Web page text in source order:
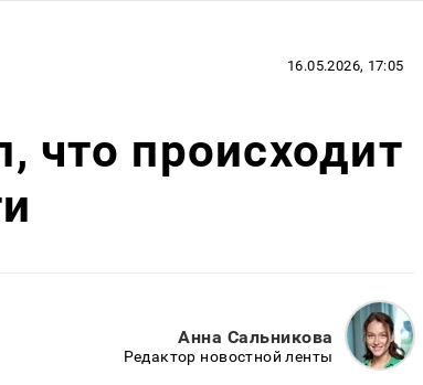
16.05.2026, 17:05
что происходит
Анна Сальникова
Редактор новостной ленты